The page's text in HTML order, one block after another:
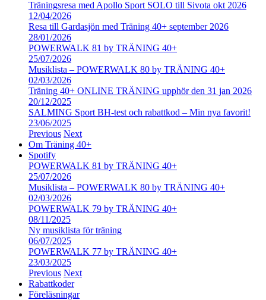
Träningsresa med Apollo Sport SOLO till Sivota okt 2026
12/04/2026
Resa till Gardasjön med Träning 40+ september 2026
28/01/2026
POWERWALK 81 by TRÄNING 40+
25/07/2026
Musiklista – POWERWALK 80 by TRÄNING 40+
02/03/2026
Träning 40+ ONLINE TRÄNING upphör den 31 jan 2026
20/12/2025
SALMING Sport BH-test och rabattkod – Min nya favorit!
23/06/2025
Previous Next
Om Träning 40+
Spotify
POWERWALK 81 by TRÄNING 40+
25/07/2026
Musiklista – POWERWALK 80 by TRÄNING 40+
02/03/2026
POWERWALK 79 by TRÄNING 40+
08/11/2025
Ny musiklista för träning
06/07/2025
POWERWALK 77 by TRÄNING 40+
23/03/2025
Previous Next
Rabattkoder
Föreläsningar